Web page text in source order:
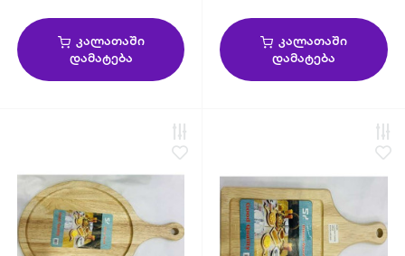
კალათაში
დამატება
კალათაში
დამატება